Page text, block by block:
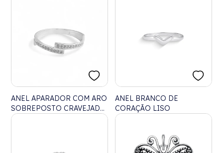
ANEL APARADOR COM ARO
SOBREPOSTO CRAVEJADO
DE ZIRCÔNIAS
ANEL BRANCO DE
CORAÇÃO LISO